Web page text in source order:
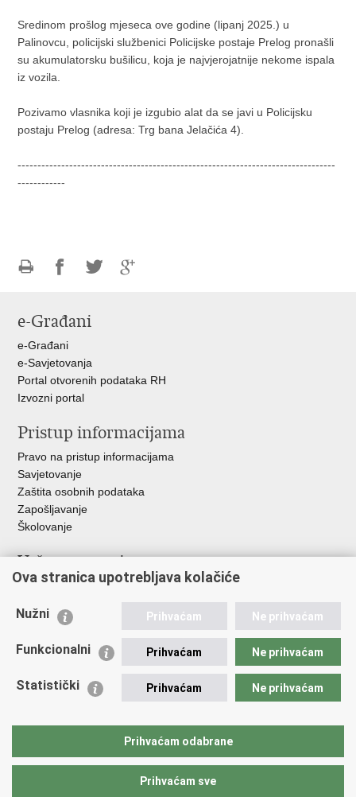
Sredinom prošlog mjeseca ove godine (lipanj 2025.) u
Palinovcu, policijski službenici Policijske postaje Prelog pronašli
su akumulatorsku bušilicu, koja je najvjerojatnije nekome ispala
iz vozila.
Pozivamo vlasnika koji je izgubio alat da se javi u Policijsku
postaju Prelog (adresa: Trg bana Jelačića 4).
--------------------------------------------------------------------------------
------------
FacebookuTwitteru
e-Građani
e-Građani
e-Savjetovanja
Portal otvorenih podataka RH
Izvozni portal
Pristup informacijama
Pravo na pristup informacijama
Savjetovanje
Zaštita osobnih podataka
Zapošljavanje
Školovanje
Važne poveznice
Ministarstvo unutarnjih poslova
Udruge
Policijska akademija
Zaklada policijske solidarnosti
Vučetić"
Ova stranica upotrebljava kolačiće
Nužni Prihvaćam Ne prihvaćam
Funkcionalni Prihvaćam Ne prihvaćam
Statistički Prihvaćam Ne prihvaćam
Prihvaćam odabrane
Prihvaćam sve